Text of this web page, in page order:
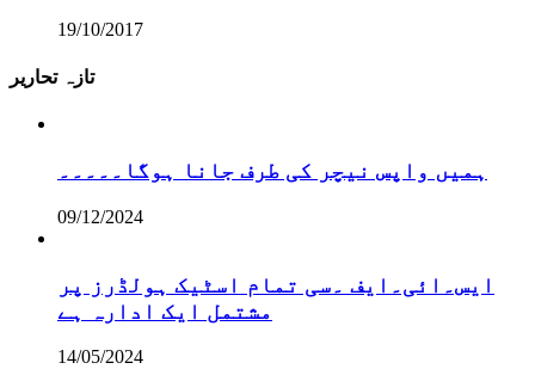
19/10/2017
تازہ تحاریر
ہمیں واپس نیچر کی طرف جانا ہوگا۔۔۔۔۔
09/12/2024
ایس۔ائی۔ایف ۔سی تمام اسٹیک ہولڈرز پر
مشتمل ایک ادارہ ہے
14/05/2024